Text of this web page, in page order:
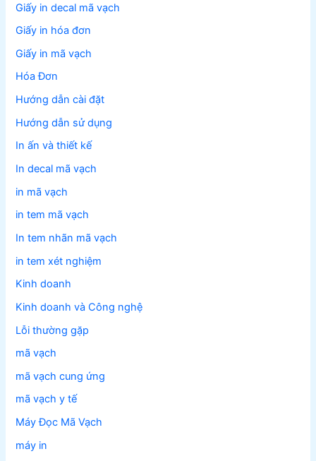
Giấy in decal mã vạch
Giấy in hóa đơn
Giấy in mã vạch
Hóa Đơn
Hướng dẫn cài đặt
Hướng dẫn sử dụng
In ấn và thiết kế
In decal mã vạch
in mã vạch
in tem mã vạch
In tem nhãn mã vạch
in tem xét nghiệm
Kinh doanh
Kinh doanh và Công nghệ
Lỗi thường gặp
mã vạch
mã vạch cung ứng
mã vạch y tế
Máy Đọc Mã Vạch
máy in